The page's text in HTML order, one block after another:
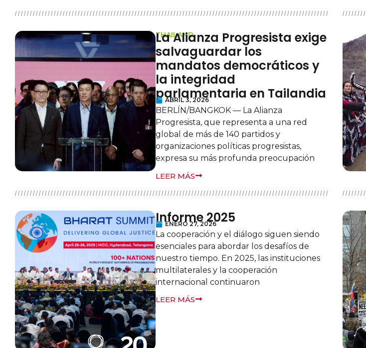
THAILAND
La Alianza Progresista exige
salvaguardar los
mandatos democráticos y
la integridad
parlamentaria en Tailandia
ABRIL 3, 2026
BERLÍN/BANGKOK — La Alianza
Progresista, que representa a una red
global de más de 140 partidos y
organizaciones políticas progresistas,
expresa su más profunda preocupación
LEER MÁS
Informe 2025
ENERO 27, 2026
La cooperación y el diálogo siguen siendo
esenciales para abordar los desafíos de
nuestro tiempo. En 2025, las instituciones
multilaterales y la cooperación
internacional continuaron
LEER MÁS